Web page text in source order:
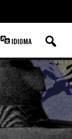
IDIOMA